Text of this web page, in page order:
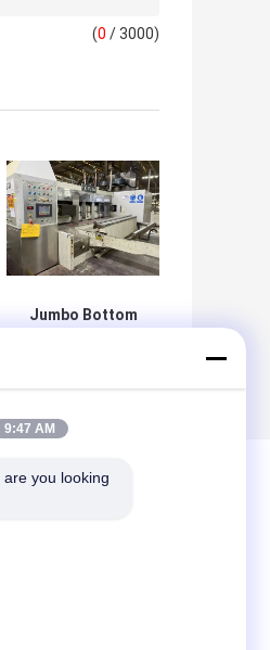
(0 / 3000)
Jumbo Bottom
9:47 AM
you looking